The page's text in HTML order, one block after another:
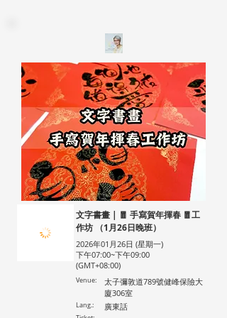
文字書畫 | 🧧 手寫賀年揮春 🧧工
作坊 （1月26日晚班）
2026年01月26日 (星期一)
下午07:00~下午09:00
(GMT+08:00)
Venue:
太子彌敦道789號健峰保險大
廈306室
Lang.: 廣東話